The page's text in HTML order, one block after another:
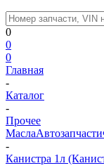
0
0
0
Главная
-
Каталог
-
Прочее
МаслаАвтозапчасти
-
Канистра 1л